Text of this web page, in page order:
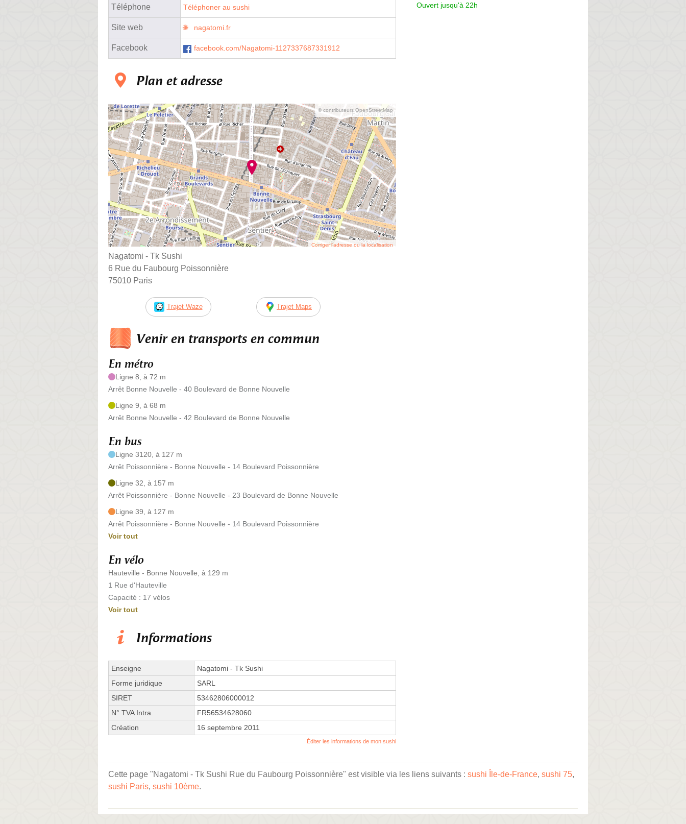
Téléphone Téléphoner au sushi
Site web nagatomi.fr
Facebook facebook.com/Nagatomi-1127337687331912
Plan et adresse
© contributeurs OpenStreetMap
Corriger l’adresse ou la localisation
Nagatomi - Tk Sushi
6 Rue du Faubourg Poissonnière
75010 Paris
Trajet Waze Trajet Maps
Venir en transports en commun
En métro
Ligne 8, à 72 m
Arrêt Bonne Nouvelle - 40 Boulevard de Bonne Nouvelle
Ligne 9, à 68 m
Arrêt Bonne Nouvelle - 42 Boulevard de Bonne Nouvelle
En bus
Ligne 3120, à 127 m
Arrêt Poissonnière - Bonne Nouvelle - 14 Boulevard Poissonnière
Ligne 32, à 157 m
Arrêt Poissonnière - Bonne Nouvelle - 23 Boulevard de Bonne Nouvelle
Ligne 39, à 127 m
Arrêt Poissonnière - Bonne Nouvelle - 14 Boulevard Poissonnière
Voir tout
En vélo
Hauteville - Bonne Nouvelle, à 129 m
1 Rue d'Hauteville
Capacité : 17 vélos
Voir tout
Informations
Enseigne
Nagatomi - Tk Sushi
Forme juridique
SARL
SIRET
53462806000012
N° TVA Intra.
FR56534628060
Création
16 septembre 2011
Éditer les informations de mon sushi
Ouvert jusqu'à 22h
Cette page "Nagatomi - Tk Sushi Rue du Faubourg Poissonnière" est visible via les liens suivants : sushi Île-de-France, sushi 75,
sushi Paris, sushi 10ème.